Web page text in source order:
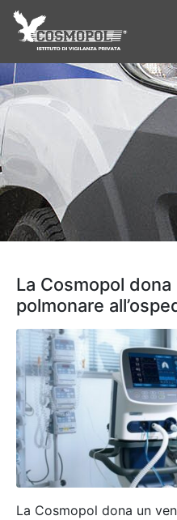
La Cosmopol
polmonare
La Cosmopol dona un